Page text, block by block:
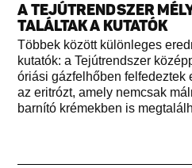
A TEJÚTRENDSZER
TALÁLTAK A KUTATÓK
Többek között különleges
kutatók: a Tejútrendszer
óriási gázfelhőben felfedeztek
az eritrózt, amely nemcsak
barnító krémekben is